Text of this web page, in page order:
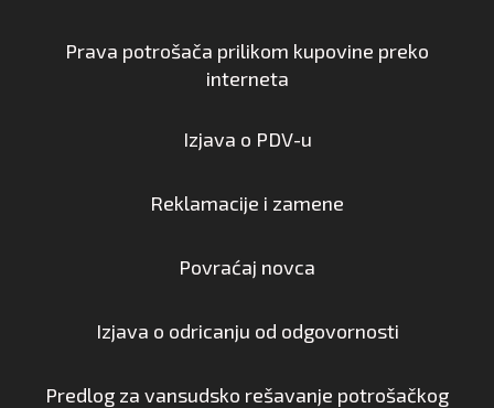
Prava potrošača prilikom kupovine preko
interneta
Izjava o PDV-u
Reklamacije i zamene
Povraćaj novca
Izjava o odricanju od odgovornosti
Predlog za vansudsko rešavanje potrošačkog